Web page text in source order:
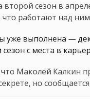
второй сезон в
что работают над
уже выполнена —
с места в
Маколей Калкин
но